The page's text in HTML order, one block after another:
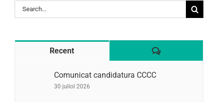
Search
for:
Recent Comentaris
Comunicat candidatura CCCC
30 juliol 2026